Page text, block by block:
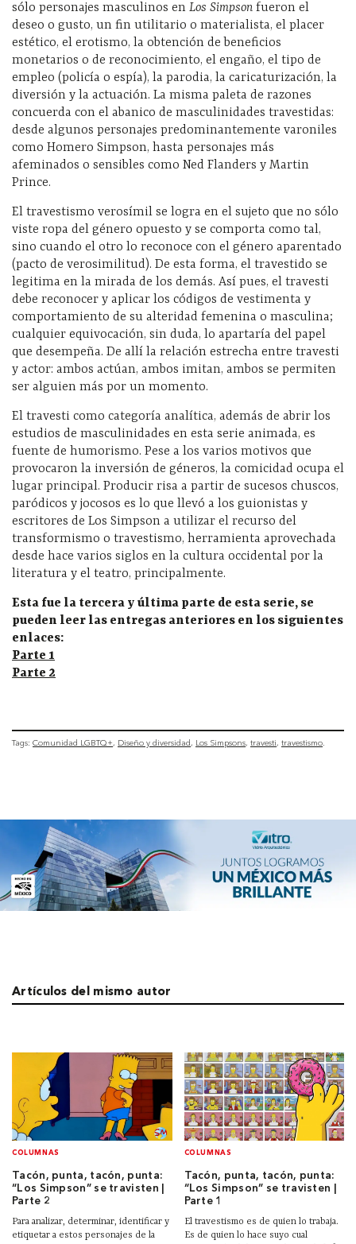
sólo personajes masculinos en Los Simpson fueron el
deseo o gusto, un fin utilitario o materialista, el placer
estético, el erotismo, la obtención de beneficios
monetarios o de reconocimiento, el engaño, el tipo de
empleo (policía o espía), la parodia, la caricaturización, la
diversión y la actuación. La misma paleta de razones
concuerda con el abanico de masculinidades travestidas:
desde algunos personajes predominantemente varoniles
como Homero Simpson, hasta personajes más
afeminados o sensibles como Ned Flanders y Martin
Prince.
El travestismo verosímil se logra en el sujeto que no sólo
viste ropa del género opuesto y se comporta como tal,
sino cuando el otro lo reconoce con el género aparentado
(pacto de verosimilitud). De esta forma, el travestido se
legitima en la mirada de los demás. Así pues, el travesti
debe reconocer y aplicar los códigos de vestimenta y
comportamiento de su alteridad femenina o masculina;
cualquier equivocación, sin duda, lo apartaría del papel
que desempeña. De allí la relación estrecha entre travesti
y actor: ambos actúan, ambos imitan, ambos se permiten
ser alguien más por un momento.
El travesti como categoría analítica, además de abrir los
estudios de masculinidades en esta serie animada, es
fuente de humorismo. Pese a los varios motivos que
provocaron la inversión de géneros, la comicidad ocupa el
lugar principal. Producir risa a partir de sucesos chuscos,
paródicos y jocosos es lo que llevó a los guionistas y
escritores de Los Simpson a utilizar el recurso del
transformismo o travestismo, herramienta aprovechada
desde hace varios siglos en la cultura occidental por la
literatura y el teatro, principalmente.
Esta fue la tercera y última parte de esta serie, se
pueden leer las entregas anteriores en los siguientes
enlaces:
Parte 1
Parte 2
Tags: Comunidad LGBTQ+ Diseño y diversidad Los Simpsons travesti travestismo
Artículos del mismo autor
COLUMNAS
Tacón, punta, tacón, punta:
“Los Simpson” se travisten |
Parte 2
Para analizar, determinar, identificar y
etiquetar a estos personajes de la
COLUMNAS
Tacón, punta, tacón, punta:
“Los Simpson” se travisten |
Parte 1
El travestismo es de quien lo trabaja.
Es de quien lo hace suyo cual